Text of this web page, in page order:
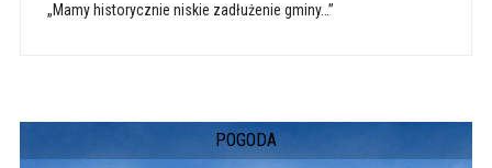
„Mamy historycznie niskie zadłużenie gminy…”
POGODA